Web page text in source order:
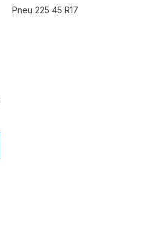
Pneu 225 45 R17